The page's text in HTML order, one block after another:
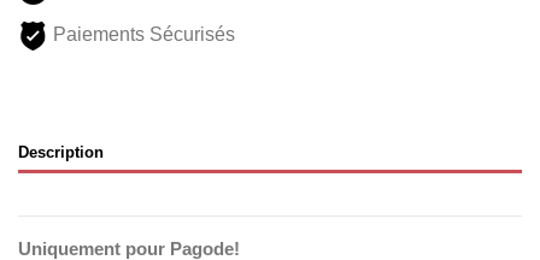
Paiements Sécurisés
Description
Uniquement pour Pagode!